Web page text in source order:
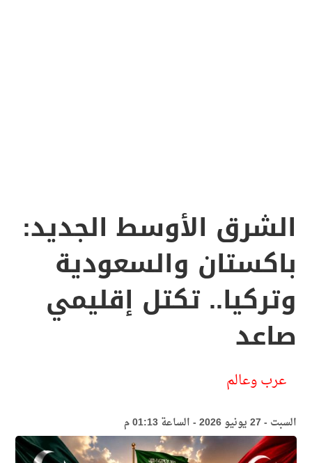
الشرق الأوسط الجديد:
باكستان والسعودية
وتركيا.. تكتل إقليمي
صاعد
عرب وعالم
السبت - 27 يونيو 2026 - الساعة 01:13 م